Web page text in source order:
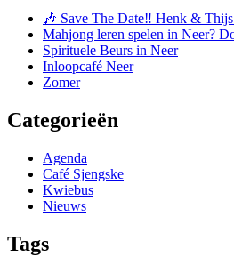
🎶 Save The Date‼️ Henk &
Mahjong leren spelen in Neer?
Spirituele Beurs in Neer
Inloopcafé Neer
Zomer
Categorieën
Agenda
Café Sjengske
Kwiebus
Nieuws
Tags